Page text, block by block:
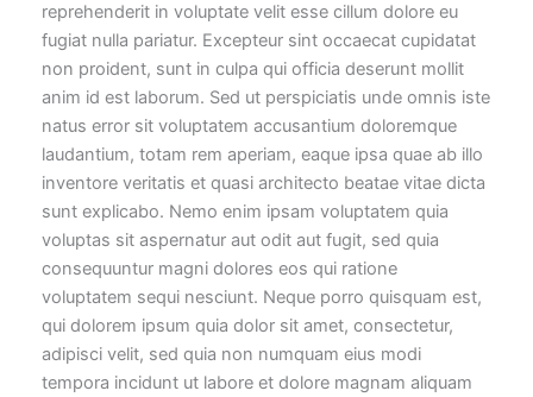
reprehenderit in voluptate velit esse cillum dolore eu
fugiat nulla pariatur. Excepteur sint occaecat cupidatat
non proident, sunt in culpa qui officia deserunt mollit
anim id est laborum. Sed ut perspiciatis unde omnis iste
natus error sit voluptatem accusantium doloremque
laudantium, totam rem aperiam, eaque ipsa quae ab illo
inventore veritatis et quasi architecto beatae vitae dicta
sunt explicabo. Nemo enim ipsam voluptatem quia
voluptas sit aspernatur aut odit aut fugit, sed quia
consequuntur magni dolores eos qui ratione
voluptatem sequi nesciunt. Neque porro quisquam est,
qui dolorem ipsum quia dolor sit amet, consectetur,
adipisci velit, sed quia non numquam eius modi
tempora incidunt ut labore et dolore magnam aliquam